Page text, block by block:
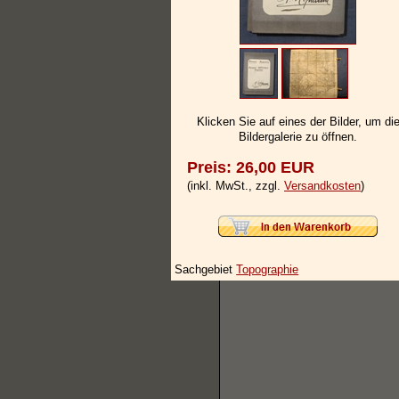
Klicken Sie auf eines der Bilder, um die
Bildergalerie zu öffnen.
Preis: 26,00 EUR
(inkl. MwSt., zzgl. Versandkosten)
SachgebietTopographie